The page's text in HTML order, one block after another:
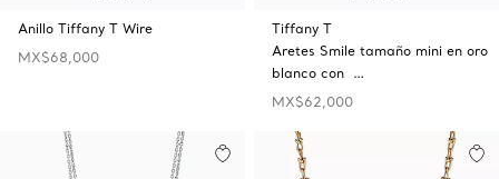
Anillo Tiffany T Wire
MX$68,000
Tiffany T
Aretes Smile tamaño mini en oro
blanco con …
MX$62,000